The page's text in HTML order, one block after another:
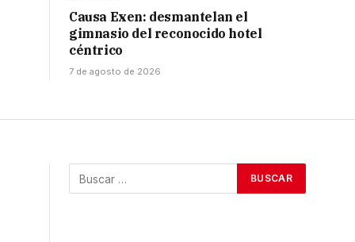
Causa Exen: desmantelan el
gimnasio del reconocido hotel
céntrico
7 de agosto de 2026